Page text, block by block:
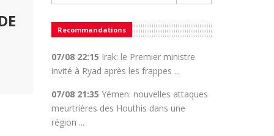
Recommandations
07/08 22:15 Irak: le Premier ministre
invité à Ryad après les frappes ...
07/08 21:35 Yémen: nouvelles attaques
meurtrières des Houthis dans une
région ...